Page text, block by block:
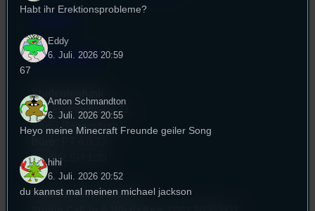
EPK & Presse
Studentenfunk
Universitätsstraße 31
93053 Regensburg
Studio:
Telefon:0941 9435784
Habt ihr Erektionsprobleme?
Eddy
6. Juli. 2026 20:59
67
Anton Schmandton
6. Juli. 2026 20:55
Heyo meine Minecraft Freunde geiler Song
hihi
6. Juli. 2026 20:52
du kannst mal meinen michael jackson